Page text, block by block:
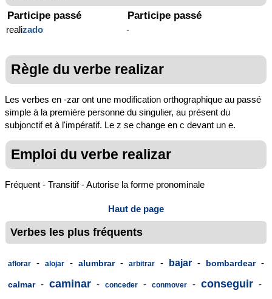
Participe passé
realizado
Participe passé
-
Règle du verbe realizar
Les verbes en -zar ont une modification orthographique au passé
simple à la première personne du singulier, au présent du
subjonctif et à l'impératif. Le z se change en c devant un e.
Emploi du verbe realizar
Fréquent - Transitif - Autorise la forme pronominale
Haut de page
Verbes les plus fréquents
aflorar - alojar - alumbrar - arbitrar - bajar - bombardear -
calmar - caminar - conceder - conmover - conseguir -